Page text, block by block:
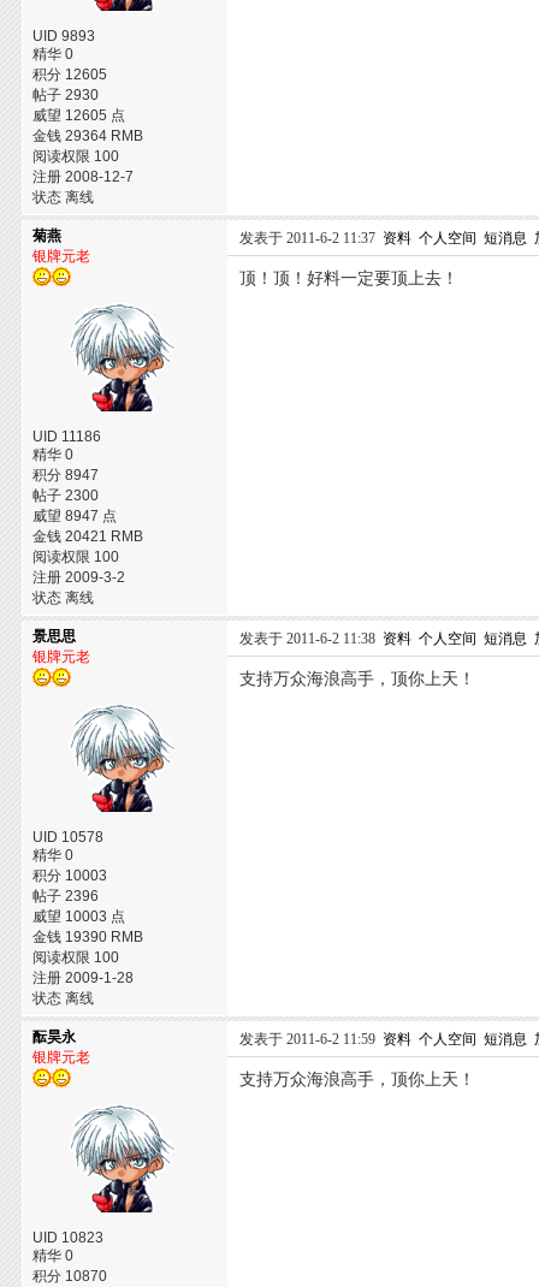
UID 9893
精华 0
积分 12605
帖子 2930
威望 12605 点
金钱 29364 RMB
阅读权限 100
注册 2008-12-7
状态 离线
菊燕
银牌元老
UID 11186
精华 0
积分 8947
帖子 2300
威望 8947 点
金钱 20421 RMB
阅读权限 100
注册 2009-3-2
状态 离线
发表于 2011-6-2 11:37 资料 个人空间 短消息
顶！顶！好料一定要顶上去！
景思思
银牌元老
UID 10578
精华 0
积分 10003
帖子 2396
威望 10003 点
金钱 19390 RMB
阅读权限 100
注册 2009-1-28
状态 离线
发表于 2011-6-2 11:38 资料 个人空间 短消息
支持万众海浪高手，顶你上天！
酝昊永
银牌元老
UID 10823
精华 0
积分 10870
发表于 2011-6-2 11:59 资料 个人空间 短消息
支持万众海浪高手，顶你上天！